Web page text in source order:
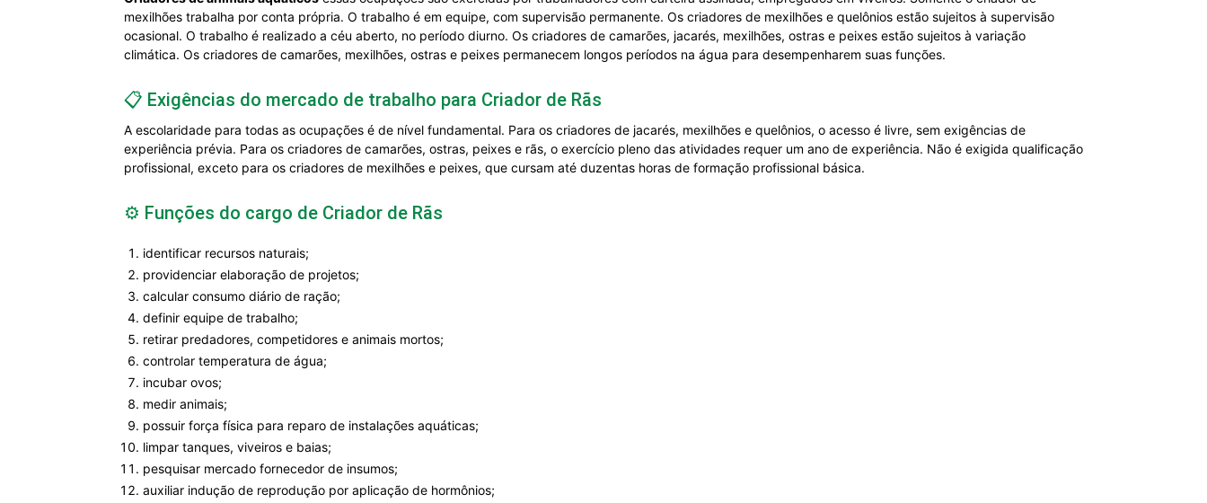
mexilhões trabalha por conta própria. O trabalho é em equipe, com supervisão permanente. Os criadores de mexilhões e quelônios estão sujeitos à supervisão
ocasional. O trabalho é realizado a céu aberto, no período diurno. Os criadores de camarões, jacarés, mexilhões, ostras e peixes estão sujeitos à variação
climática. Os criadores de camarões, mexilhões, ostras e peixes permanecem longos períodos na água para desempenharem suas funções.
📋 Exigências do mercado de trabalho para Criador de Rãs
A escolaridade para todas as ocupações é de nível fundamental. Para os criadores de jacarés, mexilhões e quelônios, o acesso é livre, sem exigências de
experiência prévia. Para os criadores de camarões, ostras, peixes e rãs, o exercício pleno das atividades requer um ano de experiência. Não é exigida qualificação
profissional, exceto para os criadores de mexilhões e peixes, que cursam até duzentas horas de formação profissional básica.
⚙️ Funções do cargo de Criador de Rãs
identificar recursos naturais;
providenciar elaboração de projetos;
calcular consumo diário de ração;
definir equipe de trabalho;
retirar predadores, competidores e animais mortos;
controlar temperatura de água;
incubar ovos;
medir animais;
possuir força física para reparo de instalações aquáticas;
limpar tanques, viveiros e baias;
pesquisar mercado fornecedor de insumos;
auxiliar indução de reprodução por aplicação de hormônios;